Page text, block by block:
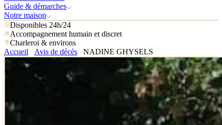
Guide & démarches
Notre maison
Disponibles 24h/24
Accompagnement humain et discret
Charleroi & environs
Accueil
Avis de décès NADINE GHYSELS